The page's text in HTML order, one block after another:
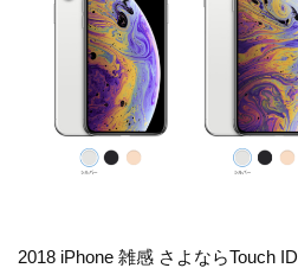
2018 iPhone 雑感 さよならTouch ID